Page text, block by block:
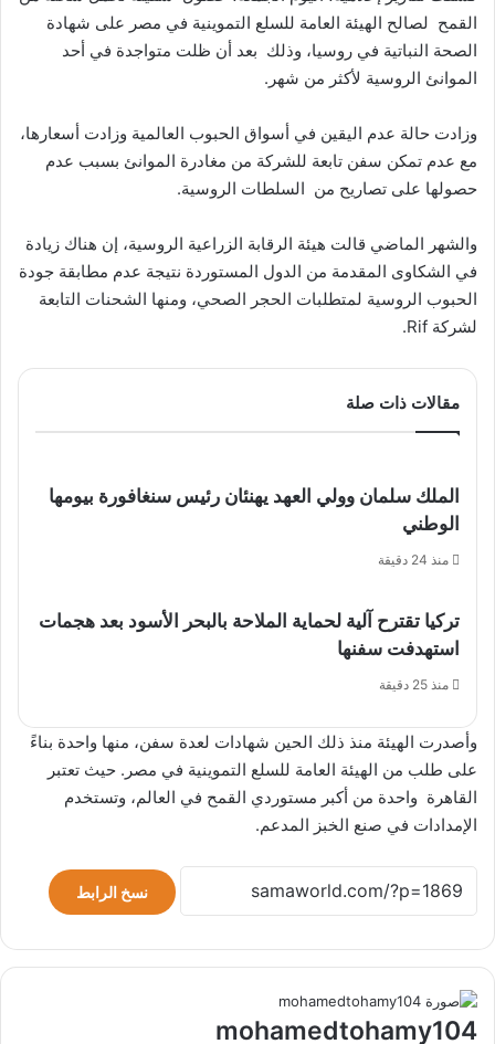
القمح لصالح الهيئة العامة للسلع التموينية في مصر على شهادة
الصحة النباتية في روسيا، وذلك بعد أن ظلت متواجدة في أحد
الموانئ الروسية لأكثر من شهر.
وزادت حالة عدم اليقين في أسواق الحبوب العالمية وزادت أسعارها،
مع عدم تمكن سفن تابعة للشركة من مغادرة الموانئ بسبب عدم
حصولها على تصاريح من السلطات الروسية.
والشهر الماضي قالت هيئة الرقابة الزراعية الروسية، إن هناك زيادة
في الشكاوى المقدمة من الدول المستوردة نتيجة عدم مطابقة جودة
الحبوب الروسية لمتطلبات الحجر الصحي، ومنها الشحنات التابعة
لشركة Rif.
مقالات ذات صلة
الملك سلمان وولي العهد يهنئان رئيس سنغافورة بيومها
الوطني
منذ 24 دقيقة
تركيا تقترح آلية لحماية الملاحة بالبحر الأسود بعد هجمات
استهدفت سفنها
منذ 25 دقيقة
وأصدرت الهيئة منذ ذلك الحين شهادات لعدة سفن، منها واحدة بناءً
على طلب من الهيئة العامة للسلع التموينية في مصر. حيث تعتبر
القاهرة واحدة من أكبر مستوردي القمح في العالم، وتستخدم
الإمدادات في صنع الخبز المدعم.
نسخ الرابط
mohamedtohamy104